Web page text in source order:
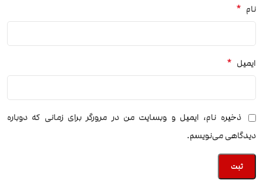
نام *
ایمیل *
ذخیره نام، ایمیل و وبسایت من در مرورگر برای زمانی که دوباره
دیدگاهی می‌نویسم.